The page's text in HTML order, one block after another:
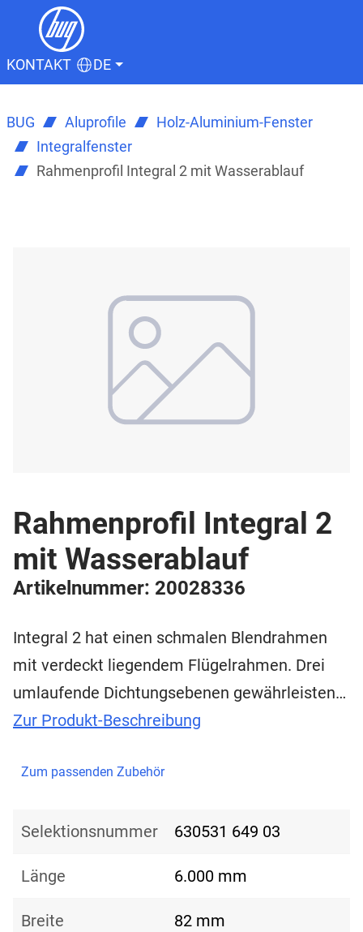
KONTAKT DE
BUG Aluprofile
Holz-Aluminium-Fenster
Integralfenster
Rahmenprofil Integral 2 mit Wasserablauf
Rahmenprofil Integral 2
mit Wasserablauf
Artikelnummer: 20028336
Integral 2 hat einen schmalen Blendrahmen
mit verdeckt liegendem Flügelrahmen. Drei
umlaufende Dichtungsebenen gewährleisten…
Zur Produkt-Beschreibung
Zum passenden Zubehör
Selektionsnummer 630531 649 03
Länge 6.000 mm
Breite 82 mm